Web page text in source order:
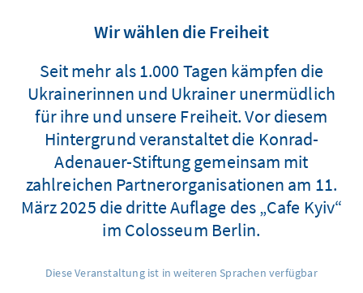
Wir wählen die Freiheit
Seit mehr als 1.000 Tagen kämpfen die
Ukrainerinnen und Ukrainer unermüdlich
für ihre und unsere Freiheit. Vor diesem
Hintergrund veranstaltet die Konrad-
Adenauer-Stiftung gemeinsam mit
zahlreichen Partnerorganisationen am 11.
März 2025 die dritte Auflage des „Cafe Kyiv“
im Colosseum Berlin.
Diese Veranstaltung ist in weiteren Sprachen verfügbar